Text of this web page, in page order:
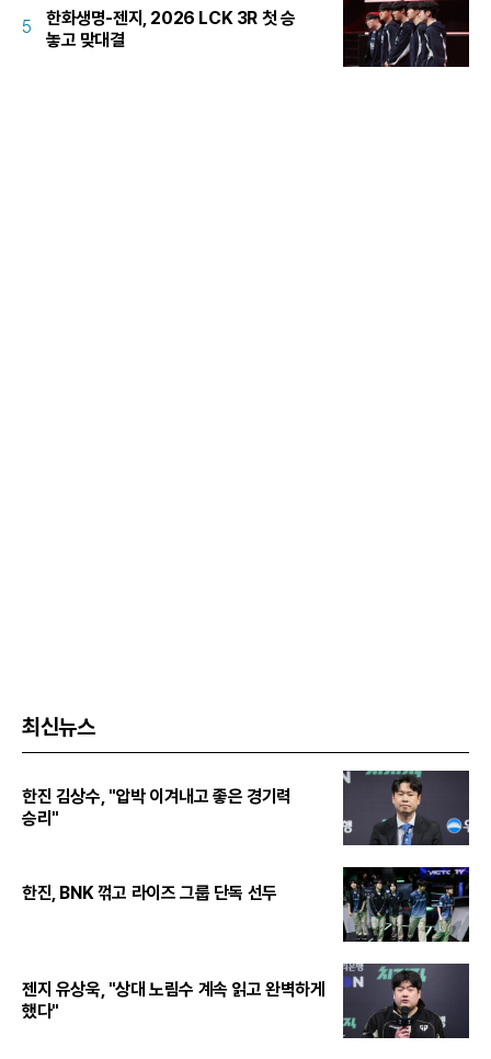
5
한화생명-젠지, 2026 LCK 3R 첫 승
놓고 맞대결
최신뉴스
한진 김상수, "압박 이겨내고 좋은 경기력
승리"
한진, BNK 꺾고 라이즈 그룹 단독 선두
젠지 유상욱, "상대 노림수 계속 읽고 완벽하게
했다"